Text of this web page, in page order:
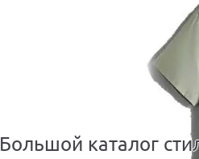
Большой каталог